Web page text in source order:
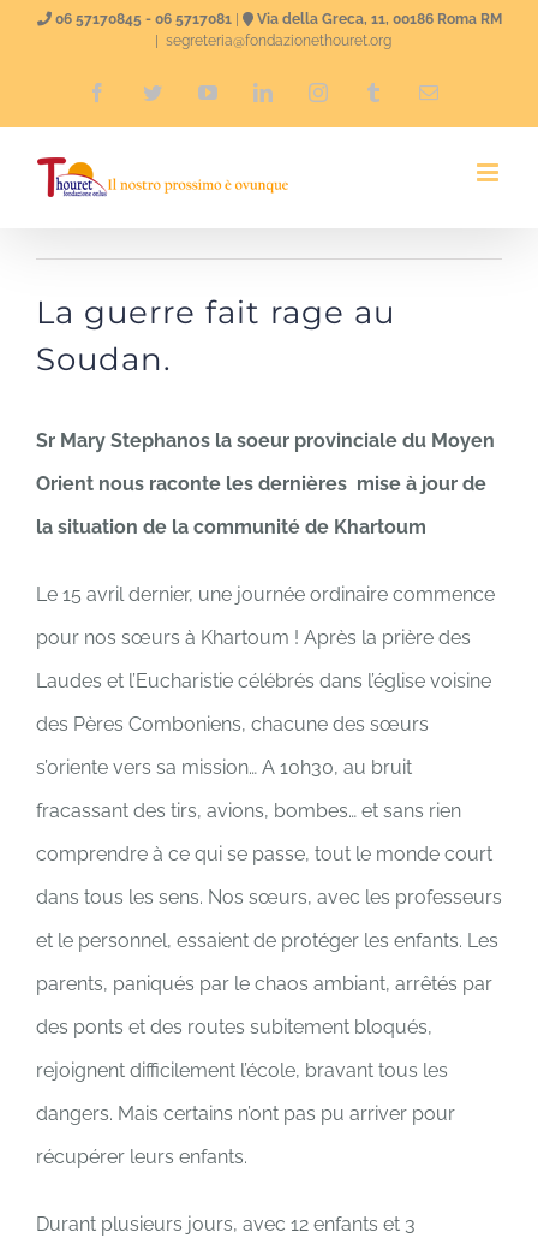
06 57170845 - 06 5717081|
Via della Greca, 11, 00186 Roma RM
segreteria@fondazionethouret.org
FacebookTwitterYouTubeLinkedInInstagramTumblrEmail
La guerre fait rage au
Soudan.
Sr Mary Stephanos la soeur provinciale du Moyen
Orient nous raconte les dernières mise à jour de
la situation de la communité de Khartoum
Le 15 avril dernier, une journée ordinaire commence
pour nos sœurs à Khartoum ! Après la prière des
Laudes et l’Eucharistie célébrés dans l’église voisine
des Pères Comboniens, chacune des sœurs
s’oriente vers sa mission… A 10h30, au bruit
fracassant des tirs, avions, bombes… et sans rien
comprendre à ce qui se passe, tout le monde court
dans tous les sens. Nos sœurs, avec les professeurs
et le personnel, essaient de protéger les enfants. Les
parents, paniqués par le chaos ambiant, arrêtés par
des ponts et des routes subitement bloqués,
rejoignent difficilement l’école, bravant tous les
dangers. Mais certains n’ont pas pu arriver pour
récupérer leurs enfants.
Durant plusieurs jours, avec 12 enfants et 3